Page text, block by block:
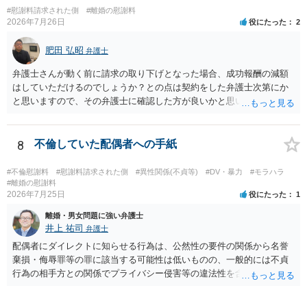
姻共同生活の平穏を害したとして、例外的に慰謝料支払義務が肯定さ
れることもあります。 すでに弁護士に依頼されているのであれば、車
の購入事情も含めて説明し、支払能力の問題と、そもそもの慰謝料額
の相当性を分けて交渉してもらう方がよいでしょう。
#慰謝料請求された側 #離婚の慰謝料
2026年7月26日 役にたった 2
肥田 弘昭 弁護士
弁護士さんが動く前に請求の取り下げとなった場合、成功報酬の減額
はしていただけるのでしょうか？との点は契約をした弁護士次第にか
と思いますので、その弁護士に確認した方が良いかと思います。ご参
8 不倫していた配偶者への手紙
#不倫慰謝料 #慰謝料請求された側 #異性関係(不貞等) #DV・暴力
#モラハラ
#離婚の慰謝料
2026年7月25日 役にたった 1
離婚・男女問題に強い弁護士
井上 祐司 弁護士
配偶者にダイレクトに知らせる行為は、公然性の要件の関係から名誉
棄損・侮辱罪等の罪に該当する可能性は低いものの、一般的には不貞
行為の相手方との関係でプライバシー侵害等の違法性を含む行為で